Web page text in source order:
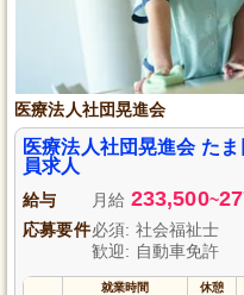
医療法人社団晃進会
医療法人社団晃進会 た
員求人
給与 月給 233,500~
応募要件必須: 社会福祉士
歓迎: 自動車免許
就業時間 休憩